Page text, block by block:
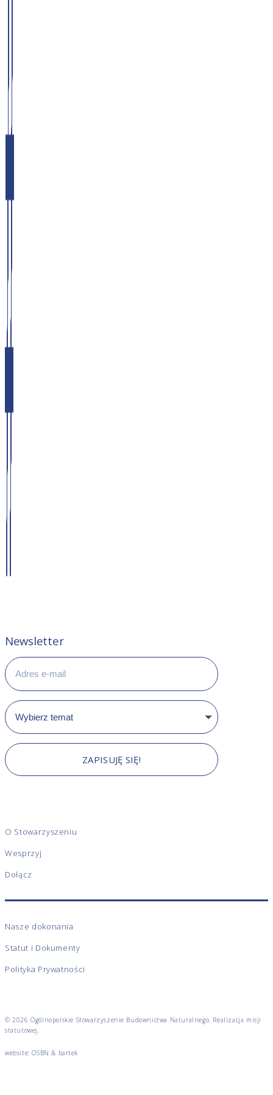
Newsletter
ZAPISUJĘ SIĘ!
O Stowarzyszeniu
Wesprzyj
Dołącz
Nasze dokonania
Statut i Dokumenty
Polityka Prywatności
© 2026 Ogólnopolskie Stowarzyszenie Budownictwa Naturalnego. Realizacja misji
statutowej.
website: OSBN & bartek